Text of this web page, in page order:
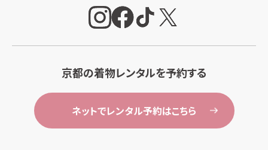
京都の着物レンタルを予約する
ネットでレンタル予約はこちら